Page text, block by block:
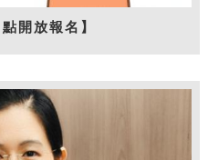
開放報名】